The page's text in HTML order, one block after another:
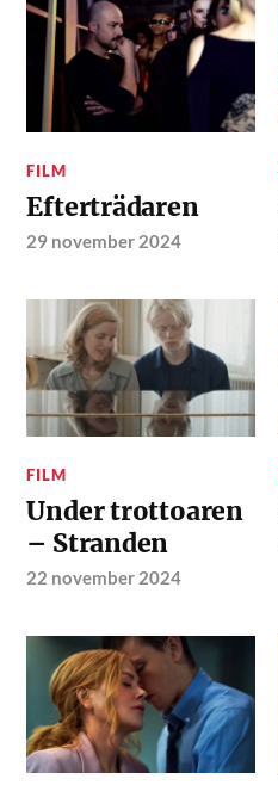
FILM
Efterträdaren
29 november 2024
FILM
Under trottoaren
– Stranden
22 november 2024